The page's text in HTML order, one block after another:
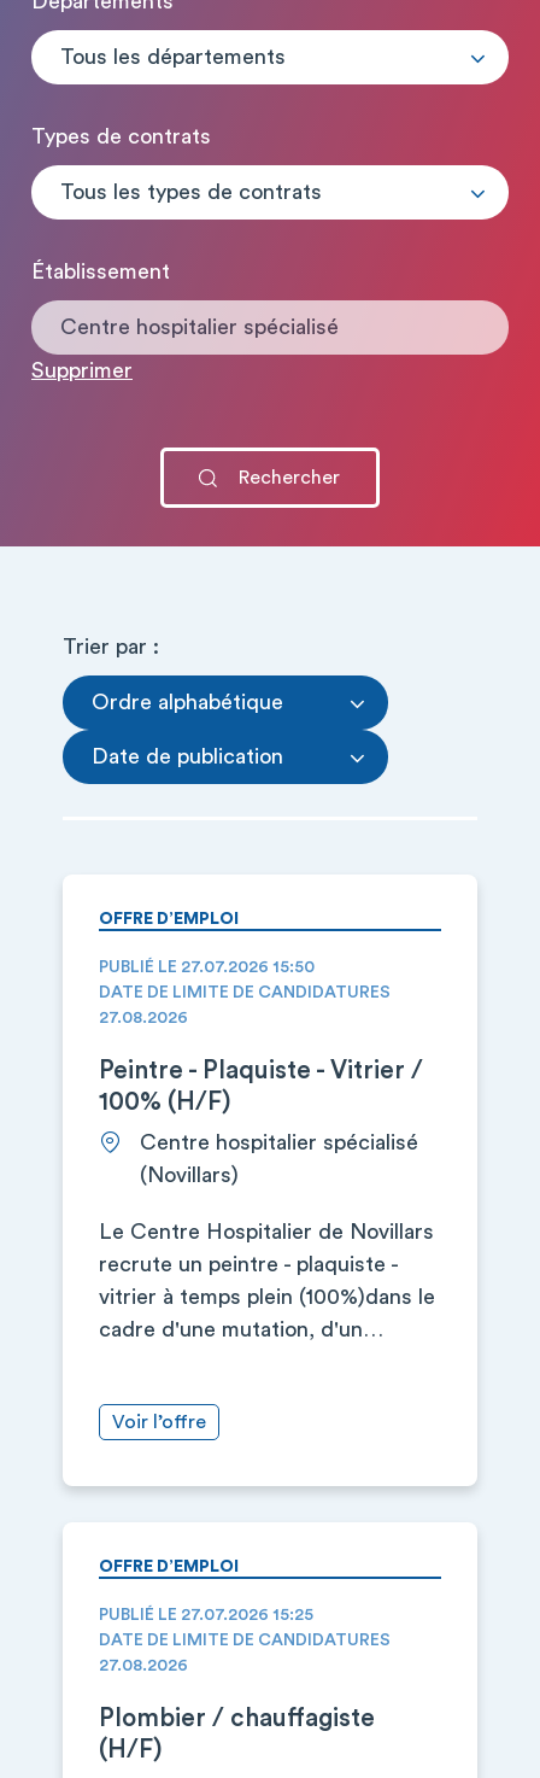
Tous les départements
Types de contrats
Tous les types de contrats
Établissement
Centre hospitalier spécialisé
Supprimer
Trier par :
Ordre alphabétique
Date de publication
OFFRE D’EMPLOI
PUBLIÉ LE 27.07.2026 15:50
DATE DE LIMITE DE CANDIDATURES
27.08.2026
Peintre - Plaquiste - Vitrier /
100% (H/F)
Centre hospitalier spécialisé
(Novillars)
Le Centre Hospitalier de Novillars
recrute un peintre - plaquiste -
vitrier à temps plein (100%)dans le
cadre d'une mutation, d'un…
Voir l’offre
OFFRE D’EMPLOI
PUBLIÉ LE 27.07.2026 15:25
DATE DE LIMITE DE CANDIDATURES
27.08.2026
Plombier / chauffagiste
(H/F)